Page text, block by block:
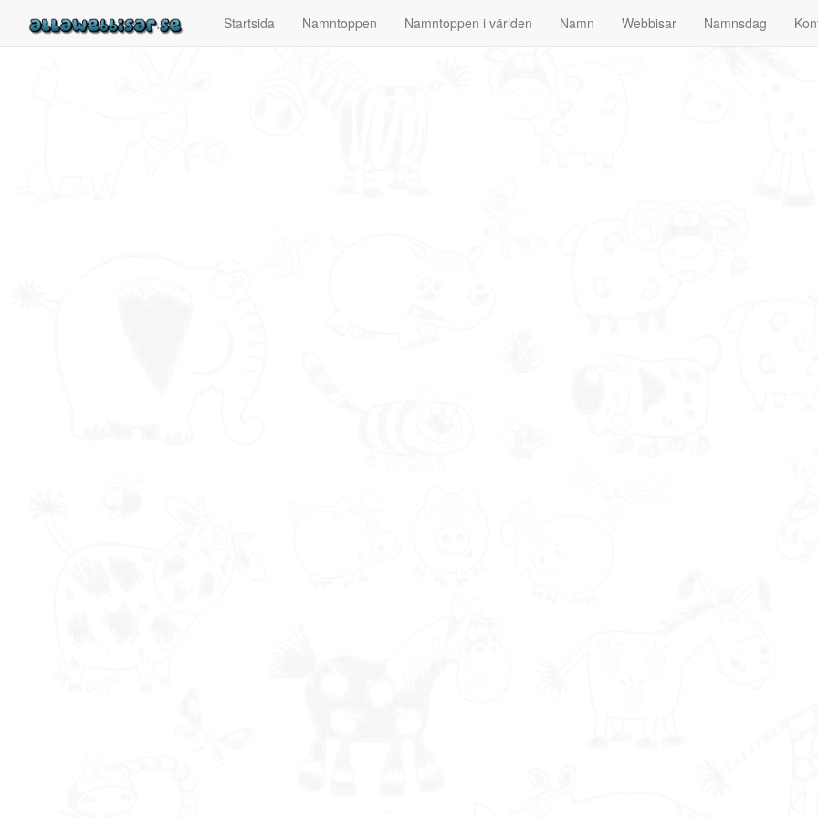
Startsida Namntoppen Namntoppen i världen Namn Webbisar Namnsdag